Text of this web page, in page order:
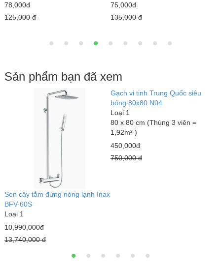
78,000đ
125,000 đ
75,000đ
135,000 đ
Sản phẩm bạn đã xem
Sen cây tắm đứng nóng lạnh Inax
BFV-60S
Loại 1
10,990,000đ
13,740,000 đ
Gạch vi tinh Trung Quốc siêu
bóng 80x80 N04
Loại 1
80 x 80 cm (Thùng 3 viên =
1,92m² )
450,000đ
750,000 đ